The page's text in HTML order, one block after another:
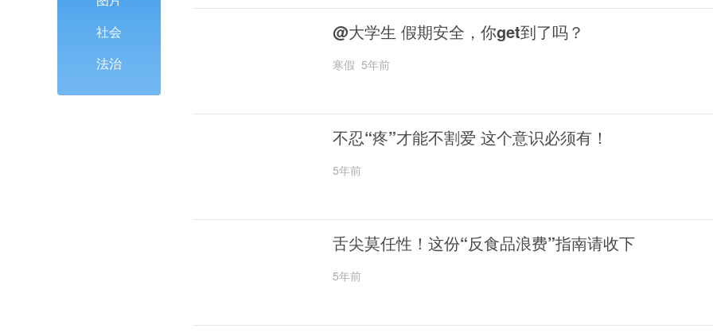
社会
法治
@大学生 假期安全，你get到了吗？
寒假 5年前
不忍“疼”才能不割爱 这个意识必须有！
5年前
舌尖莫任性！这份“反食品浪费”指南请收下
5年前